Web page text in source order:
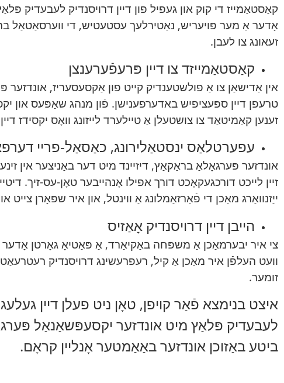
קאַסטאַמייז די קוק און געפיל פון דיין דרויסנדיק לעבעדיק
אָדער אַ מער פּויעריש, נאַטירלעך עסטעטיש, די ווערסאַטאַל
זעאונג צו לעבן.
קאַסטאַמייזד צו דיין פּרעפֿערענצן
אין אַדישאַן צו אַ פולשטענדיק קייט פון אַקסעסעריז,
טרעפן דיין ספּעציפיש באדערפענישן. פֿון מנהג שאַפּעס און
זענען קאַמיטאַד צו צושטעלן אַ טיילערד לייזונג וואָס יקסידז
עפערטלאַס ינסטאַלירונג, כאַסאַל-פריי
אונדזער פּערגאָלאַ בראַקאַץ, דיזיינד מיט דער באַניצער אין
זיין לייכט דורכגעקאָכט דורך אפילו אָנהייבער טאָן-עס-זיך.
ייַזנוואַרג מאַכן די פֿאַרזאַמלונג אַ ווינטל, און איר שפּאָרן צייט
הייבן דיין דרויסנדיק אָאַזיס
צי איר יבערמאַכן אַ משפּחה באַקיאַרד, אַ פּאַטיאָ גאָרטן
וועט העלפֿן איר מאַכן אַ קיל, רעפרעשינג דרויסנדיק רעטרעאַט
זומער.
איצט בנימצא פֿאַר קויפן, טאָן ניט פעלן דיין
לעבעדיק פּלאַץ מיט אונדזער יקסעפּשאַנאַל
ביטע באַזוכן אונדזער באַאַמטער אָנליין קראָם.